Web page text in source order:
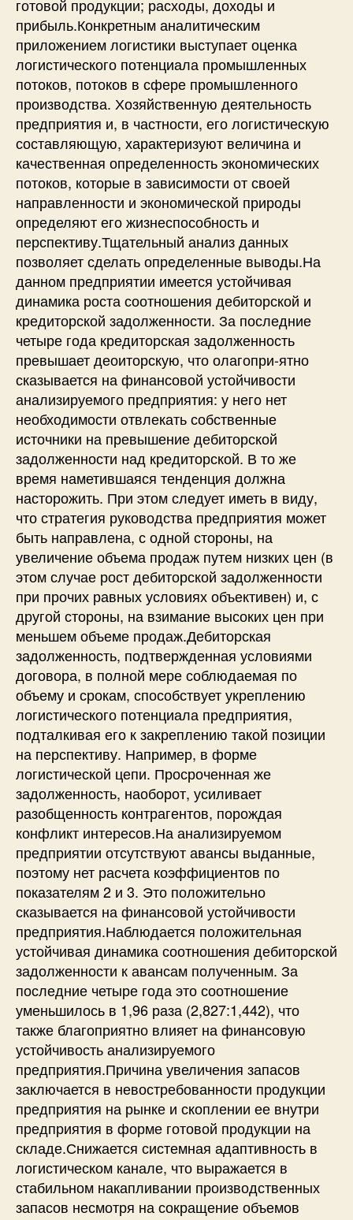
готовой продукции; расходы, доходы и
прибыль.Конкретным аналитическим
приложением логистики выступает оценка
логистического потенциала промышленных
потоков, потоков в сфере промышленного
производства. Хозяйственную деятельность
предприятия и, в частности, его логистическую
составляющую, характеризуют величина и
качественная определенность экономических
потоков, которые в зависимости от своей
направленности и экономической природы
определяют его жизнеспособность и
перспективу.Тщательный анализ данных
позволяет сделать определенные выводы.На
данном предприятии имеется устойчивая
динамика роста соотношения дебиторской и
кредиторской задолженности. За последние
четыре года кредиторская задолженность
превышает деоиторскую, что олагопри-ятно
сказывается на финансовой устойчивости
анализируемого предприятия: у него нет
необходимости отвлекать собственные
источники на превышение дебиторской
задолженности над кредиторской. В то же
время наметившаяся тенденция должна
насторожить. При этом следует иметь в виду,
что стратегия руководства предприятия может
быть направлена, с одной стороны, на
увеличение объема продаж путем низких цен (в
этом случае рост дебиторской задолженности
при прочих равных условиях объективен) и, с
другой стороны, на взимание высоких цен при
меньшем объеме продаж.Дебиторская
задолженность, подтвержденная условиями
договора, в полной мере соблюдаемая по
объему и срокам, способствует укреплению
логистического потенциала предприятия,
подталкивая его к закреплению такой позиции
на перспективу. Например, в форме
логистической цепи. Просроченная же
задолженность, наоборот, усиливает
разобщенность контрагентов, порождая
конфликт интересов.На анализируемом
предприятии отсутствуют авансы выданные,
поэтому нет расчета коэффициентов по
показателям 2 и 3. Это положительно
сказывается на финансовой устойчивости
предприятия.Наблюдается положительная
устойчивая динамика соотношения дебиторской
задолженности к авансам полученным. За
последние четыре года это соотношение
уменьшилось в 1,96 раза (2,827:1,442), что
также благоприятно влияет на финансовую
устойчивость анализируемого
предприятия.Причина увеличения запасов
заключается в невостребованности продукции
предприятия на рынке и скоплении ее внутри
предприятия в форме готовой продукции на
складе.Снижается системная адаптивность в
логистическом канале, что выражается в
стабильном накапливании производственных
запасов несмотря на сокращение объемов